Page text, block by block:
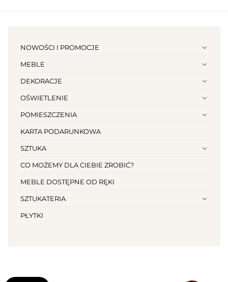
NOWOŚCI I PROMOCJE
MEBLE
DEKORACJE
OŚWIETLENIE
POMIESZCZENIA
KARTA PODARUNKOWA
SZTUKA
CO MOŻEMY DLA CIEBIE ZROBIĆ?
MEBLE DOSTĘPNE OD RĘKI
SZTUKATERIA
PŁYTKI